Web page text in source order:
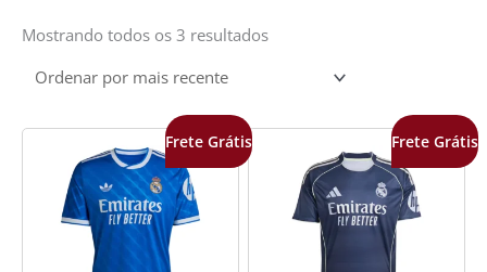
Mostrando todos os 3 resultadospor
Frete Grátis
preço
original
era:
R$249,99.
O
atual
é:
R$169,99.
Frete Grátis
preço
original
era:
R$249,99.
O
é: